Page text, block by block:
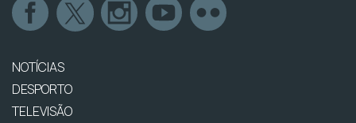
NOTÍCIAS
DESPORTO
TELEVISÃO